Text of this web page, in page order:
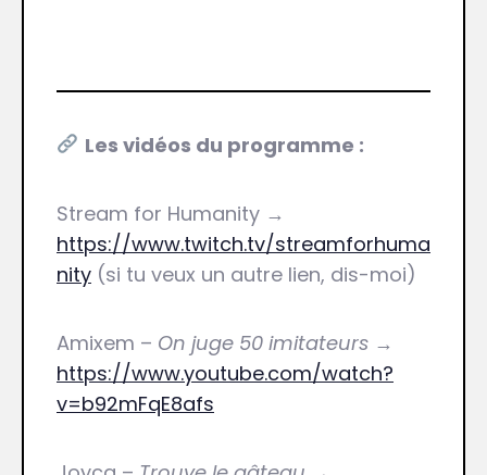
Les vidéos du programme :
Stream for Humanity →
https://www.twitch.tv/streamforhuma
nity (si tu veux un autre lien, dis-moi)
Amixem – On juge 50 imitateurs →
https://www.youtube.com/watch?
v=b92mFqE8afs